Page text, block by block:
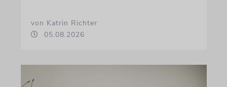
von Katrin Richter
05.08.2026